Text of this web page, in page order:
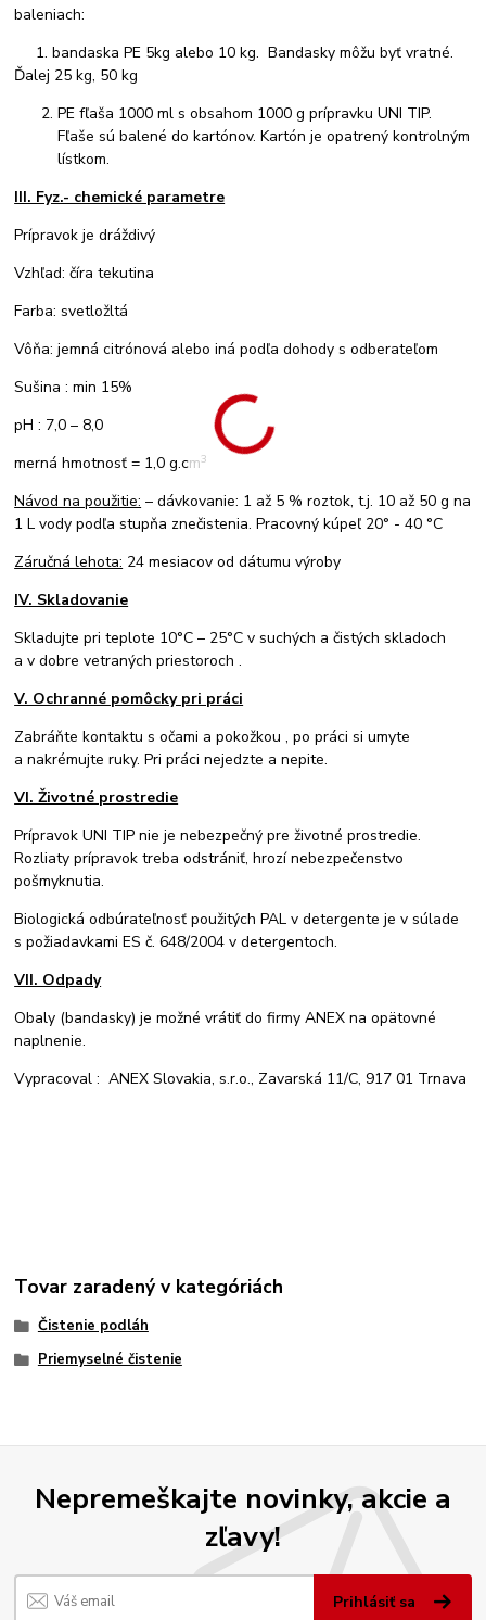
baleniach:
1. bandaska PE 5kg alebo 10 kg. Bandasky môžu byť vratné.
Ďalej 25 kg, 50 kg
PE fľaša 1000 ml s obsahom 1000 g prípravku UNI TIP.
Fľaše sú balené do kartónov. Kartón je opatrený kontrolným
lístkom.
III. Fyz.- chemické parametre
Prípravok je dráždivý
Vzhľad: číra tekutina
Farba: svetložltá
Vôňa: jemná citrónová alebo iná podľa dohody s odberateľom
Sušina : min 15%
pH : 7,0 – 8,0
merná hmotnosť = 1,0 g.cm3
Návod na použitie: – dávkovanie: 1 až 5 % roztok, t.j. 10 až 50 g na
1 L vody podľa stupňa znečistenia. Pracovný kúpeľ 20° - 40 °C
Záručná lehota: 24 mesiacov od dátumu výroby
IV. Skladovanie
Skladujte pri teplote 10°C – 25°C v suchých a čistých skladoch
a v dobre vetraných priestoroch .
V. Ochranné pomôcky pri práci
Zabráňte kontaktu s očami a pokožkou , po práci si umyte
a nakrémujte ruky. Pri práci nejedzte a nepite.
VI. Životné prostredie
Prípravok UNI TIP nie je nebezpečný pre životné prostredie.
Rozliaty prípravok treba odstrániť, hrozí nebezpečenstvo
pošmyknutia.
Biologická odbúrateľnosť použitých PAL v detergente je v súlade
s požiadavkami ES č. 648/2004 v detergentoch.
VII. Odpady
Obaly (bandasky) je možné vrátiť do firmy ANEX na opätovné
naplnenie.
Vypracoval : ANEX Slovakia, s.r.o., Zavarská 11/C, 917 01 Trnava
Tovar zaradený v kategóriách
Čistenie podláh
Priemyselné čistenie
Nepremeškajte novinky, akcie a
zľavy!
Prihlásiť sa